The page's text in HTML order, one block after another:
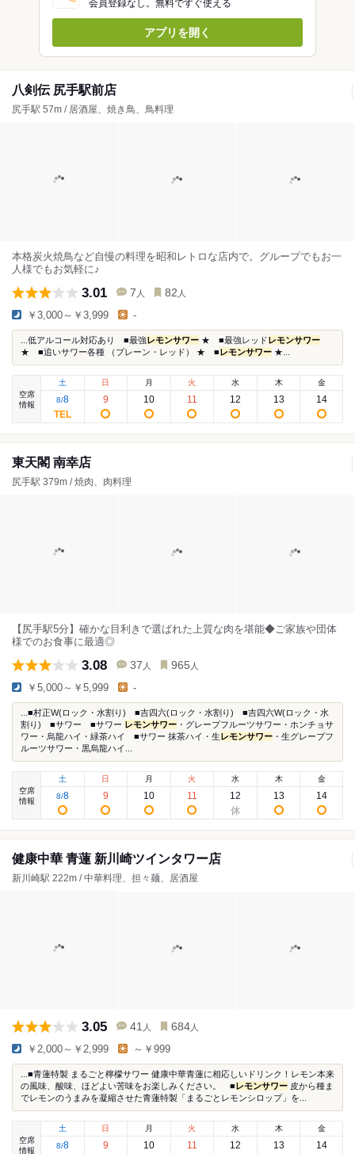
会員登録なし。無料ですぐ使える
アプリを開く
八剣伝 尻手駅前店
尻手駅 57m / 居酒屋、焼き鳥、鳥料理
本格炭火焼鳥など自慢の料理を昭和レトロな店内で。グループでもお一
人様でもお気軽に♪
3.01 7 人 82 人
￥3,000～￥3,999 -
...低アルコール対応あり ■最強 レモンサワー ★ ■最強レッド レモンサワー
★ ■追いサワー各種 （プレーン・レッド） ★ ■ レモンサワー ★...
空席
情報
土
8/8
日
9
月
10
火
11
水
12
木
13
金
14
東天閣 南幸店
尻手駅 379m / 焼肉、肉料理
【尻手駅5分】確かな目利きで選ばれた上質な肉を堪能◆ご家族や団体
様でのお食事に最適◎
3.08 37 人 965 人
￥5,000～￥5,999 -
...■村正W(ロック・水割り) ■吉四六(ロック・水割り) ■吉四六W(ロック・水
割り) ■サワー ■サワー レモンサワー ・グレープフルーツサワー・ホンチョサ
ワー・烏龍ハイ・緑茶ハイ ■サワー 抹茶ハイ・生 レモンサワー ・生グレープフ
ルーツサワー・黒烏龍ハイ...
空席
情報
土
8/8
日
9
月
10
火
11
水
12
木
13
金
14
健康中華 青蓮 新川崎ツインタワー店
新川崎駅 222m / 中華料理、担々麺、居酒屋
3.05 41 人 684 人
￥2,000～￥2,999 ～￥999
...■青蓮特製 まるごと檸檬サワー 健康中華青蓮に相応しいドリンク！レモン本来
の風味、酸味、ほどよい苦味をお楽しみください。 ■ レモンサワー 皮から種ま
でレモンのうまみを凝縮させた青蓮特製「まるごとレモンシロップ」を...
空席
情報
土
8/8
日
9
月
10
火
11
水
12
木
13
金
14